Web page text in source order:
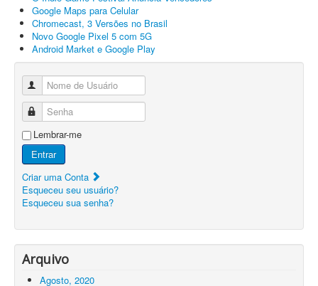
Google Maps para Celular
Chromecast, 3 Versões no Brasil
Novo Google Pixel 5 com 5G
Android Market e Google Play
Nome de Usuário
Senha
Lembrar-me
Entrar
Criar uma Conta
Esqueceu seu usuário?
Esqueceu sua senha?
Arquivo
Agosto, 2020